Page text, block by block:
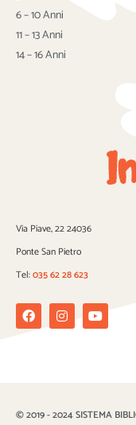
6 – 10 Anni
11 – 13 Anni
14 – 16 Anni
Via Piave, 22 24036
Ponte San Pietro
Tel:035 62 28 623
FacebookInstagramYoutube
© 2019 - 2024 SISTEMA